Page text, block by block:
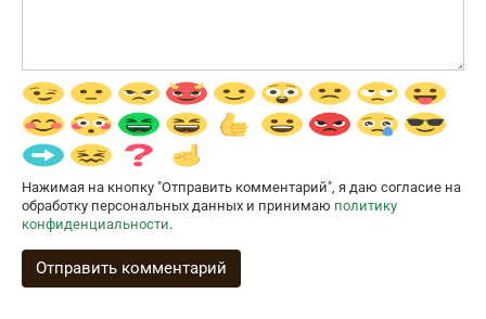
Нажимая на кнопку "Отправить комментарий", я даю согласие на
обработку персональных данных и принимаю политику
конфиденциальности.